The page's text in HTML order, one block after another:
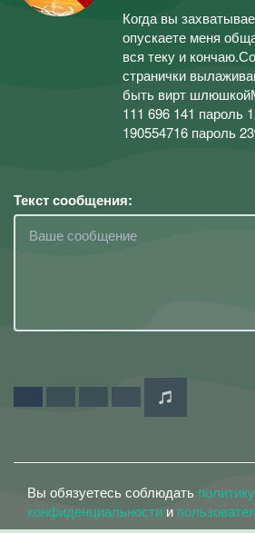
Когда вы
опускаете меня
вся теку и
странички
быть вирт
111 696 141 пароль
190554716 пароль
Текст сообщения:
Вы обязуетесь соблюдать политику
конфиденциальности и